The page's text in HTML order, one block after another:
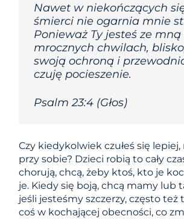
Nawet w niekończących
śmierci nie ogarnia mnie
Ponieważ Ty jesteś ze
mrocznych chwilach,
swoją ochroną i
czuję pocieszenie.
Psalm 23:4 (Głos)
Czy kiedykolwiek czułeś się
przy sobie? Dzieci robią to cały
chorują, chcą, żeby ktoś, kto je
je. Kiedy się boją, chcą mamy lub
jeśli jesteśmy szczerzy, często też
coś w kochającej obecności, co